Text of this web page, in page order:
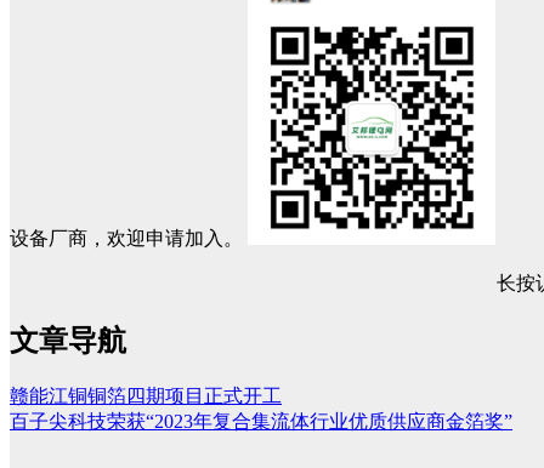
设备厂商，欢迎申请加入。
长按
文章导航
赣能江铜铜箔四期项目正式开工
百子尖科技荣获“2023年复合集流体行业优质供应商金箔奖”